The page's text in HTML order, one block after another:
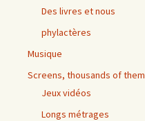
Des livres et nous
phylactères
Musique
Screens, thousands of them
Jeux vidéos
Longs métrages